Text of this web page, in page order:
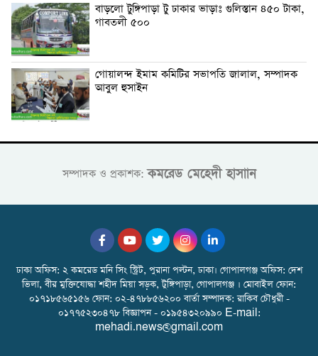
বাড়লো টুঙ্গিপাড়া টু ঢাকার ভাড়াঃ গুলিস্তান ৪৫০ টাকা,
গাবতলী ৫০০
গোয়ালন্দ ইমাম কমিটির সভাপতি জালাল, সম্পাদক
আবুল হুসাইন
সম্পাদক ও প্রকাশক:কমরেড মেহেদী হাসাান
ঢাকা অফিস: ২ কমরেড মনি সিং স্ট্রিট, পুরানা পল্টন, ঢাকা। গোপালগঞ্জ অফিস: দেশ
ভিলা, বীর মুক্তিযোদ্ধা শহীদ মিয়া সড়ক, টুঙ্গিপাড়া, গোপালগঞ্জ । মোবাইল ফোন:
০১৭১৮৫৬৫১৫৬ ফোন: ০২-৪৭৮৮৫৬২০০ বার্তা সম্পাদক: রাকিব চৌধুরী -
০১৭৭৫২৩০৪৭৮ বিজ্ঞাপন - ০১৯৫৪৩২০৯৯০ E-mail:
mehadi.news@gmail.com